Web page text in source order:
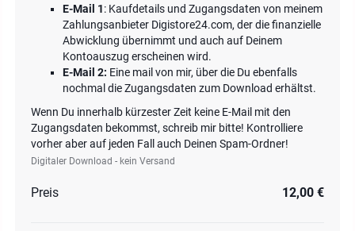
E-Mail 1: Kaufdetails und Zugangsdaten von meinem
Zahlungsanbieter Digistore24.com, der die finanzielle
Abwicklung übernimmt und auch auf Deinem
Kontoauszug erscheinen wird.
E-Mail 2: Eine mail von mir, über die Du ebenfalls
nochmal die Zugangsdaten zum Download erhältst.
Wenn Du innerhalb kürzester Zeit keine E-Mail mit den
Zugangsdaten bekommst, schreib mir bitte! Kontrolliere
vorher aber auf jeden Fall auch Deinen Spam-Ordner!
Digitaler Download - kein Versand
Preis 12,00 €